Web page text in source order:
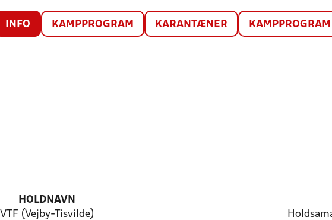
INFO KAMPPROGRAM KARANTÆNER
HOLDNAVN
VTF (Vejby-Tisvilde)